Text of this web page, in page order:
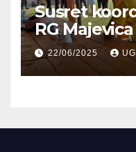
Susret
RG
22/06/2025